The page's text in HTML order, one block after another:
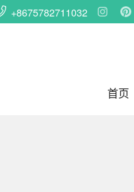
+8675782711032
首页